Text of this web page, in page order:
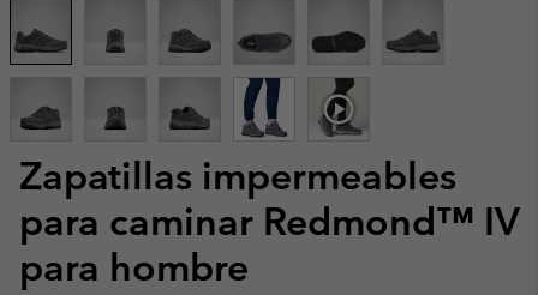
Zapatillas impermeables
para caminar Redmond™ IV
para hombre